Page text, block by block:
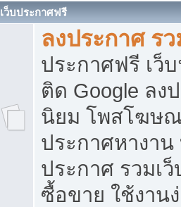
เว็บประกาศฟรี
ลงประกาศ ร
ประกาศฟรี เว็
ติด Google ลง
นิยม โพสโฆษ
ประกาศหางาน
ประกาศ รวมเ
ซื้อขาย ใช้งาน